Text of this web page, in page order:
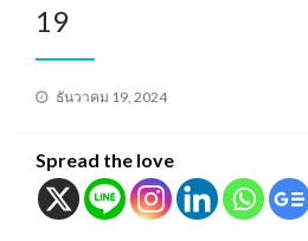
19
Posted
ธันวาคม 19, 2024
Spread the love